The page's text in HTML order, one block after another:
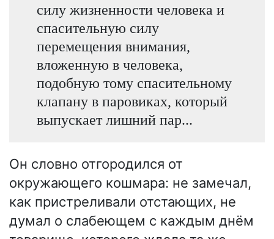
силу жизненности человека и
спасительную силу
перемещения внимания,
вложенную в человека,
подобную тому спасительному
клапану в паровиках, который
выпускает лишний пар...
Он словно отгородился от
окружающего кошмара: не замечал,
как пристреливали отстающих, не
думал о слабеющем с каждым днём